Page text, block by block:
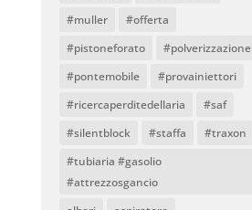
#muller
#offerta
#pistoneforato
#polverizzazione
#pontemobile
#provainiettori
#ricercaperditedellaria
#saf
#silentblock
#staffa
#traxon
#tubiaria #gasolio
#attrezzosgancio